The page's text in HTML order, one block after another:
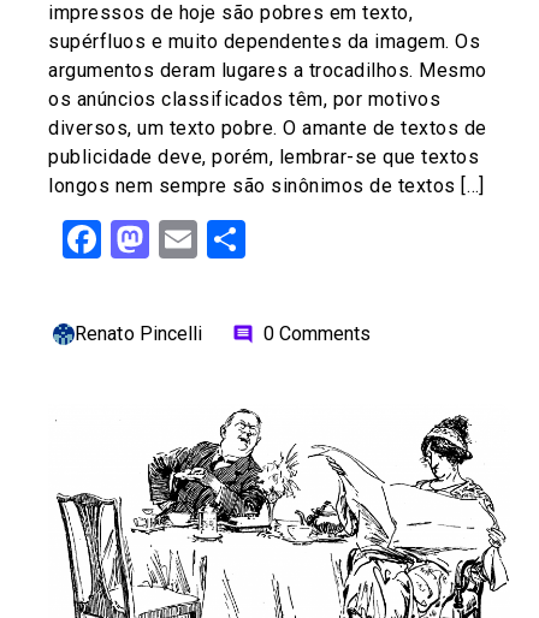
impressos de hoje são pobres em texto,
supérfluos e muito dependentes da imagem. Os
argumentos deram lugares a trocadilhos. Mesmo
os anúncios classificados têm, por motivos
diversos, um texto pobre. O amante de textos de
publicidade deve, porém, lembrar-se que textos
longos nem sempre são sinônimos de textos […]
Facebook
Mastodon
Email
Renato Pincelli comment 0 Comments